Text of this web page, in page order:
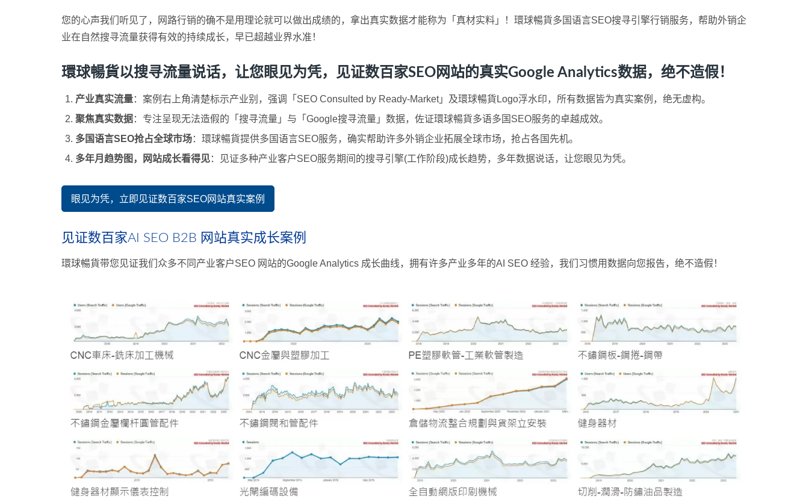
您的心声我们听见了，网路行销的确不是用理论就可以做出成绩的，拿出真实数据才能称为「真材实料」！環球暢貨多国语言SEO搜寻引擎行销服务，帮助外销企
业在自然搜寻流量获得有效的持续成长，早已超越业界水准！
環球暢貨以搜寻流量说话，让您眼见为凭，见证数百家SEO网站的真实Google Analytics数据，绝不造假！
产业真实流量：案例右上角清楚标示产业别，强调「SEO Consulted by Ready-Market」及環球暢貨Logo浮水印，所有数据皆为真实案例，绝无虚构。
聚焦真实数据：专注呈现无法造假的「搜寻流量」与「Google搜寻流量」数据，佐证環球暢貨多语多国SEO服务的卓越成效。
多国语言SEO抢占全球市场：環球暢貨提供多国语言SEO服务，确实帮助许多外销企业拓展全球市场，抢占各国先机。
多年月趋势图，网站成长看得见：见证多种产业客户SEO服务期间的搜寻引擎(工作阶段)成长趋势，多年数据说话，让您眼见为凭。
眼见为凭，立即见证数百家SEO网站真实案例
见证数百家AI SEO B2B 网站真实成长案例
環球暢貨带您见证我们众多不同产业客户SEO 网站的Google Analytics 成长曲线，拥有许多产业多年的AI SEO 经验，我们习惯用数据向您报告，绝不造假！